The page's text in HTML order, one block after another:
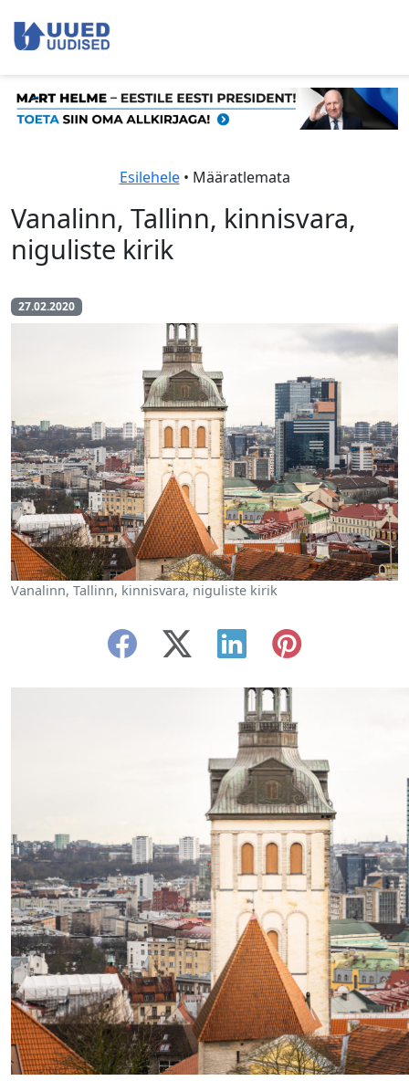
Esilehele• Määratlemata
Vanalinn, Tallinn, kinnisvara,
niguliste kirik
27.02.2020
Vanalinn, Tallinn, kinnisvara, niguliste kirik